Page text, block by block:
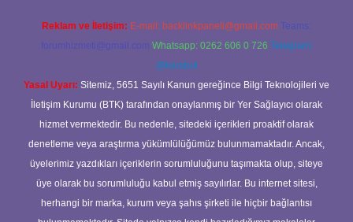
Reklam ve İletişim: E-mail: backlinkpaneli@gmail.com Teams:
forumhizmeti@gmail.com Whatsapp: 0262 606 0 726 Telegram:
@karabul
Yasal Uyarı: Sitemiz, 5651 Sayılı Kanun gereğince Bilgi Teknolojileri ve
İletişim Kurumu (BTK) tarafından onaylanmış bir Yer Sağlayıcı olarak
hizmet vermektedir. Bu nedenle, sitedeki içerikleri proaktif olarak
denetleme veya araştırma yükümlülüğümüz bulunmamaktadır. Ancak,
üyelerimiz yazdıkları içeriklerin sorumluluğunu taşımakta olup, siteye
üye olarak bu sorumluluğu kabul etmiş sayılırlar. Bu internet sitesi,
herhangi bir marka, kurum veya şahıs şirketi ile hiçbir bağlantısı